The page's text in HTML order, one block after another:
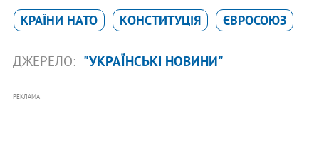
КРАЇНИ НАТО КОНСТИТУЦІЯ ЄВРОСОЮЗ
ДЖЕРЕЛО: "УКРАЇНСЬКІ НОВИНИ"
РЕКЛАМА